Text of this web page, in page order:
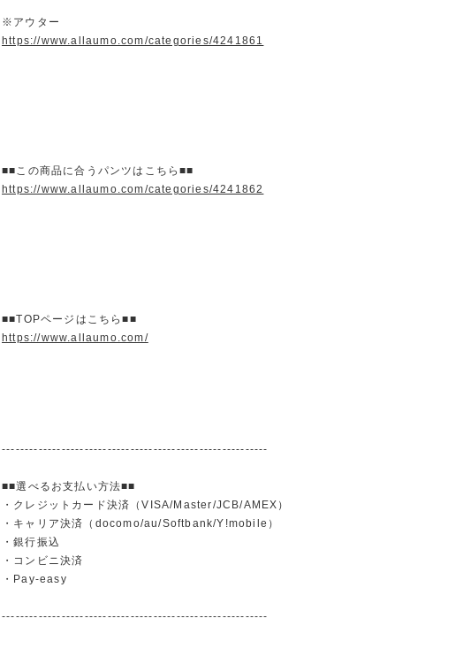
※アウター
https://www.allaumo.com/categories/4241861
■■この商品に合うパンツはこちら■■
https://www.allaumo.com/categories/4241862
■■TOPページはこちら■■
https://www.allaumo.com/
----------------------------------------------------------
■■選べるお支払い方法■■
・クレジットカード決済（VISA/Master/JCB/AMEX）
・キャリア決済（docomo/au/Softbank/Y!mobile）
・銀行振込
・コンビニ決済
・Pay-easy
----------------------------------------------------------